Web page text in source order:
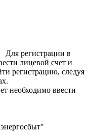
регистрации в
лицевой счет и
регистрацию, следуя
окнах.
ввести
и пароль.